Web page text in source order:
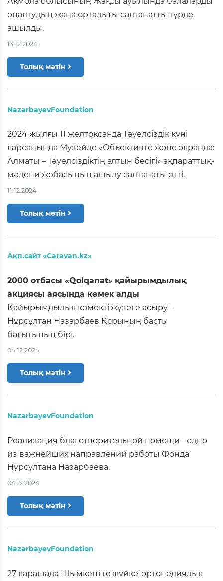
оңалтудың жаңа орталығы салтанатты түрде
ашылды.
13.12.2024
Толық мәтін
NazarbayevFoundation
2024 жылғы 11 желтоқсанда Тәуелсіздік күні
қарсаңында Музейде «Объективте және экранда:
Алматы – Тәуелсіздіктің алтын бесігі» ақпараттық-
мәдени жобасының ашылу салтанаты өтті.
11.12.2024
Толық мәтін
Ақп.сайт «Caravan.kz»
2000 отбасы «Qolqanat» қайырымдылық
акциясы аясында көмек алды
Қайырымдылық көмекті жүзеге асыру -
Нұрсұлтан Назарбаев Қорының басты
бағытының бірі.
04.12.2024
Толық мәтін
NazarbayevFoundation
Реализация благотворительной помощи - одно
из важнейших направлений работы Фонда
Нурсултана Назарбаева.
04.12.2024
Толық мәтін
NazarbayevFoundation
27 қарашада Шымкентте жүйке-ортопедиялық